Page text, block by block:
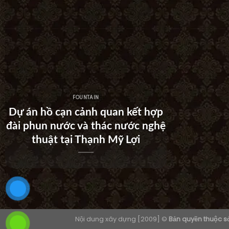
FOUNTAIN
Dự án hồ cạn cảnh quan kết hợp
đài phun nước và thác nước nghệ
thuật tại Thạnh Mỹ Lợi
Dự án
tại
Nội dung xây dựng [2009] © Bản quyền thuộc